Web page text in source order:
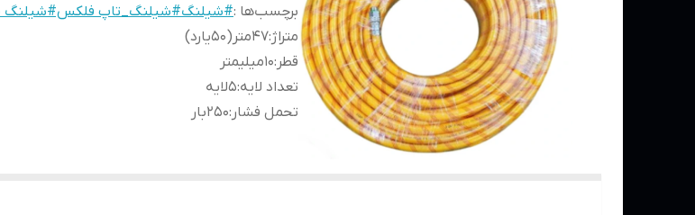
برچسب‌ها :#شیلنگ#شیلنگ_تاپ فلکس#شیلنگ 10
متراژ:47متر(50یارد)
قطر :10میلیمتر
تعداد لایه:5لایه
تحمل فشار :250بار